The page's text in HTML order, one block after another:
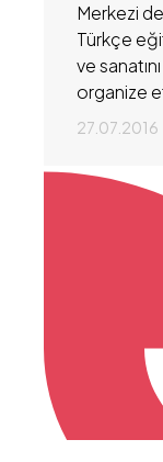
Merkezi
Türkçe
ve
organize
27.07.2016